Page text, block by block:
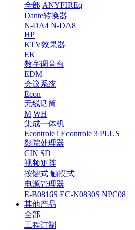
全部 ANYFIREq
Dante转换器
N-DA4 N-DA8
HP
KTV效果器
EK
数字调音台
EDM
会议系统
Econ
无线话筒
M WH
集成一体机
Econtrole i Econtrole 3 PLUS
影院处理器
CIN SD
视频矩阵
按键式 触摸式
电源管理器
E-B0816S EC-N0830S NPC08
其他产品
全部
工程订制